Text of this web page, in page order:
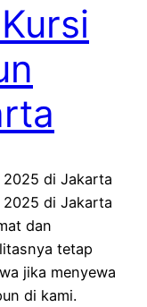
2025 di Jakarta
2025 di Jakarta
dan
tetap
jika menyewa
di kami.